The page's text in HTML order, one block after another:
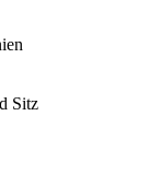
Sitz